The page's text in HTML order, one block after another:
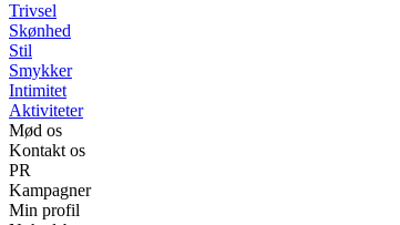
Trivsel
Skønhed
Stil
Smykker
Intimitet
Aktiviteter
Mød os
Kontakt os
PR
Kampagner
Min profil